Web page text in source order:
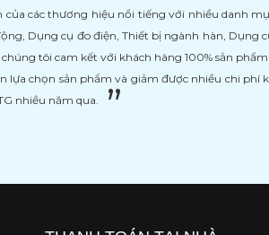
các thương hiệu nổi tiếng với nhiều danh
Dụng cụ đo điện, Thiết bị ngành hàn,
tôi cam kết với khách hàng 100% sản
chọn sản phẩm và giảm được nhiều chi
nhiều năm qua.